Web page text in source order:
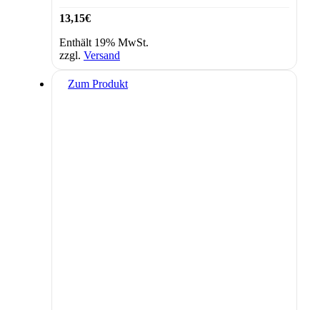
13,15€
Enthält 19% MwSt.
zzgl. Versand
Zum Produkt